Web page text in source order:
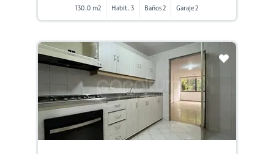
130.0 m2 Habit. 3 Baños 2 Garaje 2